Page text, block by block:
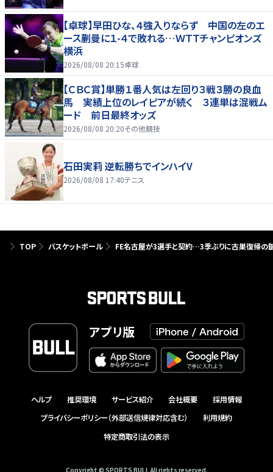
【卓球】早田ひな、４強入りならず 中国の左のエ
ース蒯曼に１-４で敗れる…ＷＴＴチャンピオンズ
横浜
2026/08/08 20:15卓球
【ＣＢＣ賞】単勝１番人気は左回り３戦３勝の良血
馬 実績上位のレイピアが続く ３連単は混戦ム
ード 前日最終オッズ
2026/08/08 20:20その他競技
石田実莉 逆転勝ちでインハイV
2026/08/08 17:40テニス
TOP バスケットボール FE名古屋が3選手と契約…3季ぶりに古巣復帰の鍵
アプリ版
ヘルプ 推奨環境 サービス紹介 会社概要
採用情報
プライバシーポリシー（外部送信規律対応含む）
利用規約
特定商取引法の表示
Copyright © SPORTS BULL All rights reserved.